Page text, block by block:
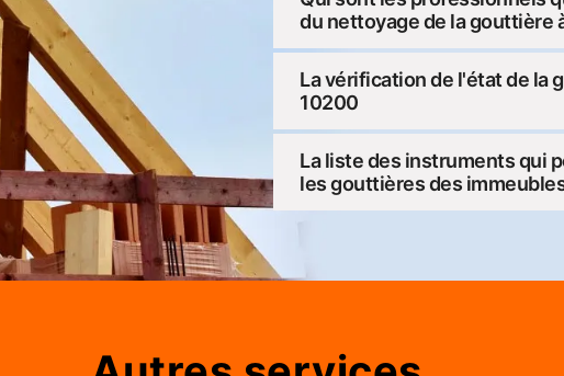
du nettoyage de la gouttière
La vérification de l'état de la
10200
La liste des instruments qui
les gouttières des